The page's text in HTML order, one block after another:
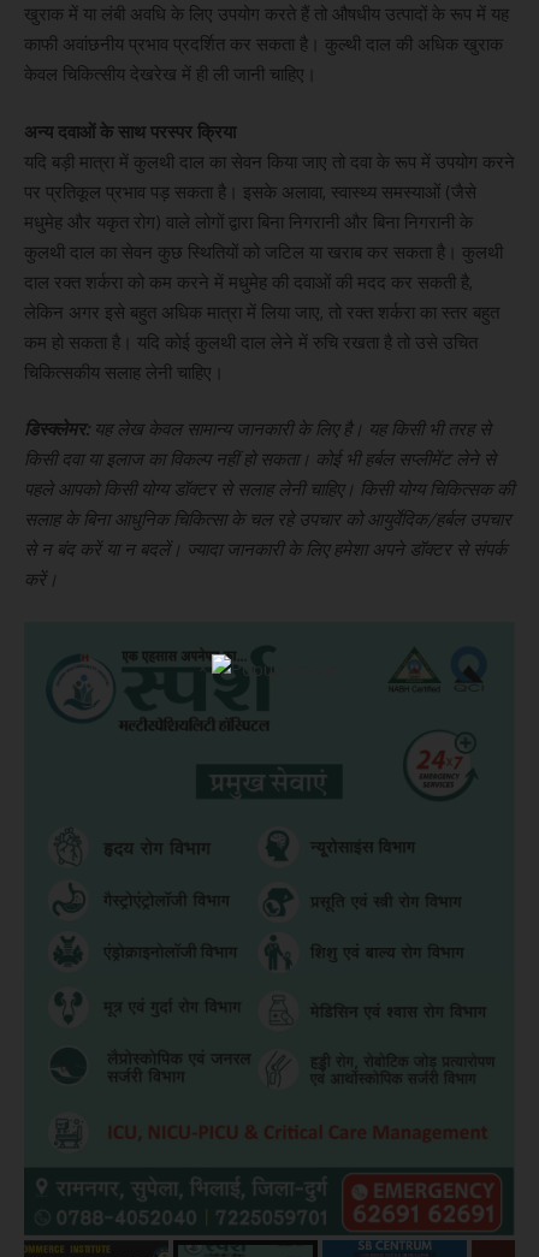
खुराक में या लंबी अवधि के लिए उपयोग करते हैं तो औषधीय उत्पादों के रूप में यह
काफी अवांछनीय प्रभाव प्रदर्शित कर सकता है। कुल्थी दाल की अधिक खुराक
केवल चिकित्सीय देखरेख में ही ली जानी चाहिए।
अन्य दवाओं के साथ परस्पर क्रिया
यदि बड़ी मात्रा में कुलथी दाल का सेवन किया जाए तो दवा के रूप में उपयोग करने
पर प्रतिकूल प्रभाव पड़ सकता है। इसके अलावा, स्वास्थ्य समस्याओं (जैसे
मधुमेह और यकृत रोग) वाले लोगों द्वारा बिना निगरानी और बिना निगरानी के
कुलथी दाल का सेवन कुछ स्थितियों को जटिल या खराब कर सकता है। कुलथी
दाल रक्त शर्करा को कम करने में मधुमेह की दवाओं की मदद कर सकती है,
लेकिन अगर इसे बहुत अधिक मात्रा में लिया जाए, तो रक्त शर्करा का स्तर बहुत
कम हो सकता है। यदि कोई कुलथी दाल लेने में रुचि रखता है तो उसे उचित
चिकित्सकीय सलाह लेनी चाहिए।
डिस्क्लेमर:यह लेख केवल सामान्य जानकारी के लिए है। यह किसी भी तरह से
किसी दवा या इलाज का विकल्प नहीं हो सकता। कोई भी हर्बल सप्लीमेंट लेने से
पहले आपको किसी योग्य डॉक्टर से सलाह लेनी चाहिए। किसी योग्य चिकित्सक की
सलाह के बिना आधुनिक चिकित्सा के चल रहे उपचार को आयुर्वेदिक/हर्बल उपचार
से न बंद करें या न बदलें। ज्यादा जानकारी के लिए हमेशा अपने डॉक्टर से संपर्क
करें।
×